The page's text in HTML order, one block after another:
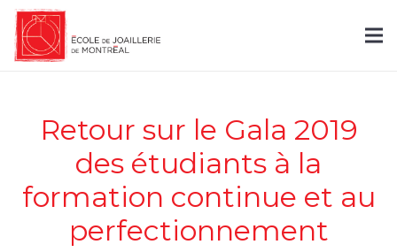
Retour sur le Gala 2019
des étudiants à la
formation continue et au
perfectionnement